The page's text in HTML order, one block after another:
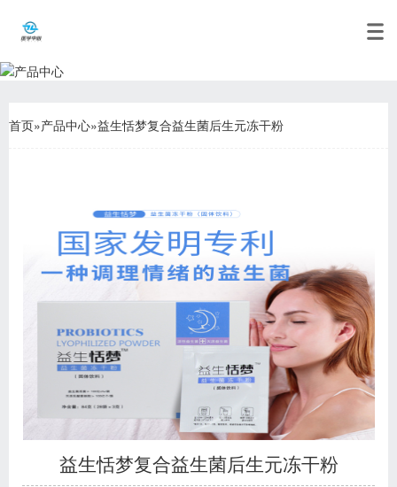
首页»产品中心»益生恬梦复合益生菌后生元冻干粉
益生恬梦复合益生菌后生元冻干粉